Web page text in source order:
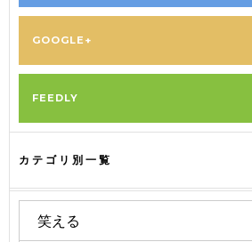
GOOGLE+
FEEDLY
カテゴリ別一覧
笑える